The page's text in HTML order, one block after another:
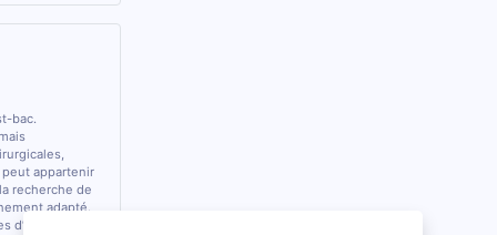
bac.
appartenir
recherche de
adapté.